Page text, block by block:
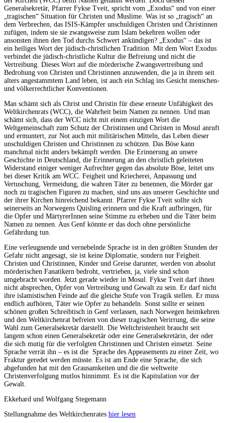
Generalsekretär, Pfarrer Fykse Tveit, spricht vom „Exodus“ und von einer
„tragischen“ Situation für Christen und Muslime. Was ist so „tragisch“ an
dem Verbrechen, das ISIS-Kämpfer unschuldigen Christen und Christinnen
zufügen, indem sie sie zwangsweise zum Islam bekehren wollen oder
ansonsten ihnen den Tod durchs Schwert ankündigen? „Exodus“ – das ist
ein heiliges Wort der jüdisch-christlichen Tradition. Mit dem Wort Exodus
verbindet die jüdisch-christliche Kultur die Befreiung und nicht die
Vertreibung. Dieses Wort auf die mörderische Zwangsvertreibung und
Bedrohung von Christen und Christinnen anzuwenden, die ja in ihrem seit
alters angestammtem Land leben, ist auch ein Schlag ins Gesicht menschen-
und völkerrechtlicher Konventionen.
Man schämt sich als Christ und Christin für diese erneute Unfähigkeit des
Weltkirchenrats (WCC), die Wahrheit beim Namen zu nennen. Und man
schämt sich, dass der WCC nicht mit einem einzigen Wort die
Weltgemeinschaft zum Schutz der Christinnen und Christen in Mosul anruft
und ermuntert, zur Not auch mit militärischen Mitteln, das Leben dieser
unschuldigen Christen und Christinnen zu schützen. Das Böse kann
manchmal nicht anders bekämpft werden. Die Erinnerung an unsere
Geschichte in Deutschland, die Erinnerung an den christlich geleiteten
Widerstand einiger weniger Aufrechter gegen das absolute Böse, leitet uns
bei dieser Kritik am WCC. Feigheit und Kriecherei, Anpassung und
Vertuschung, Vermeidung, die wahren Täter zu benennen, die Mörder gar
noch zu tragischen Figuren zu machen, sind uns aus unserer Geschichte und
der ihrer Kirchen hinreichend bekannt. Pfarrer Fykse Tveit sollte sich
seinerseits an Norwegens Quisling erinnern und die Kraft aufbringen, für
die Opfer und MärtyrerInnen seine Stimme zu erheben und die Täter beim
Namen zu nennen. Aus Genf könnte er das doch ohne persönliche
Gefährdung tun.
Eine verleugnende und vernebelnde Sprache ist in den größten Stunden der
Gefahr nicht angesagt, sie ist keine Diplomatie, sondern nur Feigheit.
Christen und Christinnen, Kinder und Greise darunter, werden von absolut
mörderischen Fanatikern bedroht, vertrieben, ja, viele sind schon
umgebracht worden. Jetzt gerade wieder in Mosul. Fykse Tveit darf ihnen
nicht absprechen, Opfer von Vertreibung und Gewalt zu sein. Er darf nicht
ihre islamistischen Feinde auf die gleiche Stufe von Tragik stellen. Er muss
endlich aufhören, Täter wie Opfer zu behandeln. Sonst sollte er seinen
schönen großen Schreibtisch in Genf verlassen, nach Norwegen heimkehren
und den Weltkirchenrat befreien von dieser tragischen Verirrung, die seine
Wahl zum Generalsekretär darstellt. Die Weltchristenheit braucht seit
langem schon einen Generalsekretär oder eine Generalsekretärin, der oder
die sich mutig für die verfolgten Christinnen und Christen einsetzt. Seine
Sprache verrät ihn – es ist die Sprache des Appeasements zu einer Zeit, wo
Fraktur geredet werden müsste. Es ist am Ende eine Sprache, die sich
abgefunden hat mit den Grausamkeiten und die die weltweite
Christenverfolgung mutlos hinnimmt. Es ist die Kapitulation vor der
Gewalt.
Ekkehard und Wolfgang Stegemann
Stellungnahme des Weltkirchenrates hier lesen